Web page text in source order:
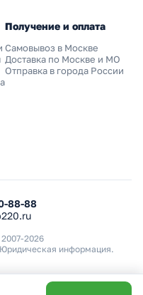
Получение и оплата
Самовывоз в Москве
Доставка по Москве и МО
Отправка в города России
88-88
2026
Юридическая информация.